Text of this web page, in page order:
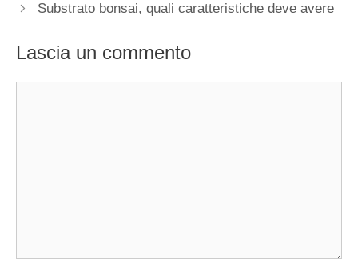
Substrato bonsai, quali caratteristiche deve avere
Lascia un commento